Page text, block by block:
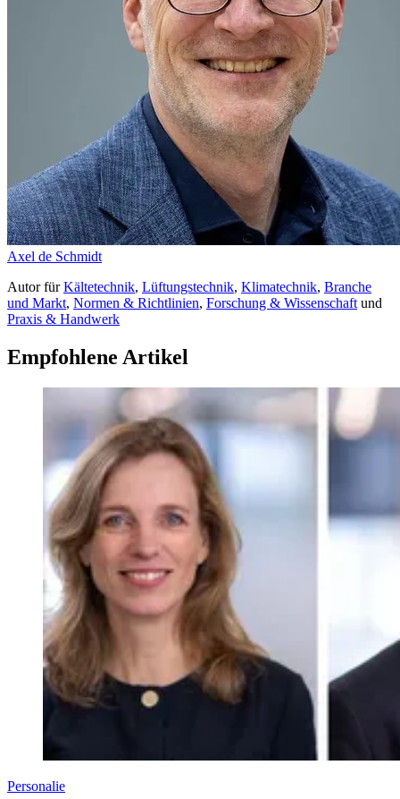
Axel de Schmidt
AutorfürKältetechnik, Lüftungstechnik, Klimatechnik, Branche
und Markt, Normen & Richtlinien, Forschung & Wissenschaft und
Praxis & Handwerk
Empfohlene Artikel
Personalie